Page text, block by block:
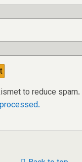
to reduce spam.